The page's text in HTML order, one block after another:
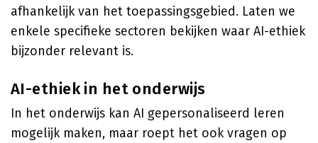
afhankelijk van het toepassingsgebied. Laten we
enkele specifieke sectoren bekijken waar AI-ethiek
bijzonder relevant is.
AI-ethiek in het onderwijs
In het onderwijs kan AI gepersonaliseerd leren
mogelijk maken, maar roept het ook vragen op